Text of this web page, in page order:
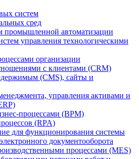
систем
сред
промышленной автоматизации
управления технологическими
организации
с клиентами (CRM)
(CMS), сайты и
управления активами и
процессами (BPM)
(RPA)
для функционирования системы
документооборота
процессами (MES)